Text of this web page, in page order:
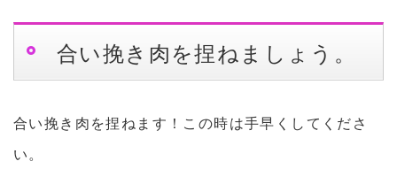
合い挽き肉を捏ねましょう。
合い挽き肉を捏ねます！この時は手早くしてくださ
い。